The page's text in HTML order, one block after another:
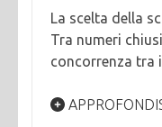
La scelta della
Tra numeri
concorrenza